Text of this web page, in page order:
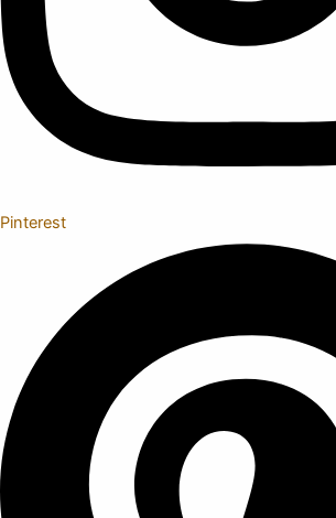
Pinterest